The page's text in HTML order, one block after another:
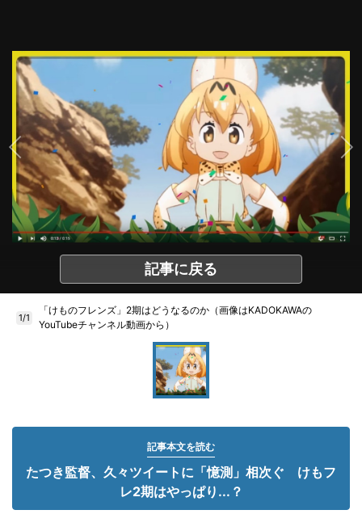
記事に戻る
1/1
「けものフレンズ」2期はどうなるのか（画像はKADOKAWAの
YouTubeチャンネル動画から）
記事本文を読む
たつき監督、久々ツイートに「憶測」相次ぐ けもフ
レ2期はやっぱり...？